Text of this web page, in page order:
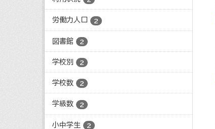
労働力人口 2
図書館 2
学校別 2
学校数 2
学級数 2
小中学生 2